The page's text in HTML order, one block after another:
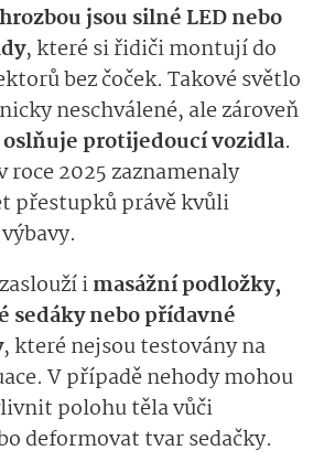
jsou silné LED nebo
, které si řidiči montují do
bez čoček. Takové světlo
neschválené, ale zároveň
protijedoucí vozidla.
roce 2025 zaznamenaly
přestupků právě kvůli
imasážní podložky,
sedáky nebo přídavné
, které nejsou testovány na
V případě nehody mohou
polohu těla vůči
deformovat tvar sedačky.